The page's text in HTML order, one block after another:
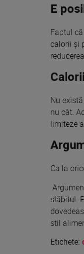
E
Faptul că
calorii și
Calorii
Nu există
nu cât.
limiteze
Ca la
slăbitul.
stil
Etichete: